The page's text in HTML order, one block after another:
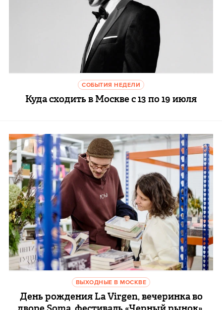
СОБЫТИЯ НЕДЕЛИ
Куда сходить в Москве с 13 по 19 июля
ВЫХОДНЫЕ В МОСКВЕ
День рождения La Virgen, вечеринка во